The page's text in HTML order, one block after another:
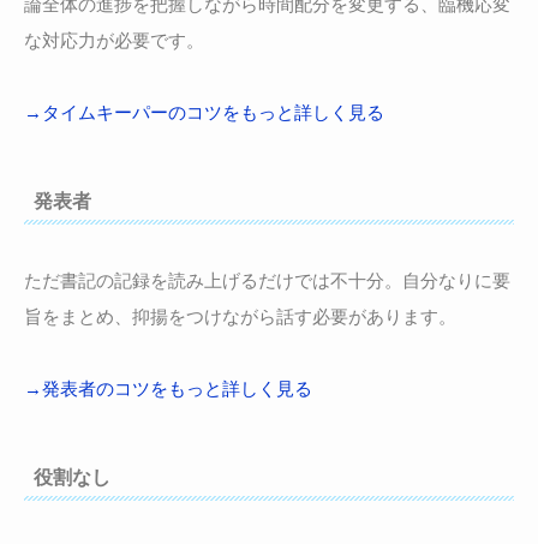
論全体の進捗を把握しながら時間配分を変更する、臨機応変
な対応力が必要です。
→タイムキーパーのコツをもっと詳しく見る
発表者
ただ書記の記録を読み上げるだけでは不十分。自分なりに要
旨をまとめ、抑揚をつけながら話す必要があります。
→発表者のコツをもっと詳しく見る
役割なし